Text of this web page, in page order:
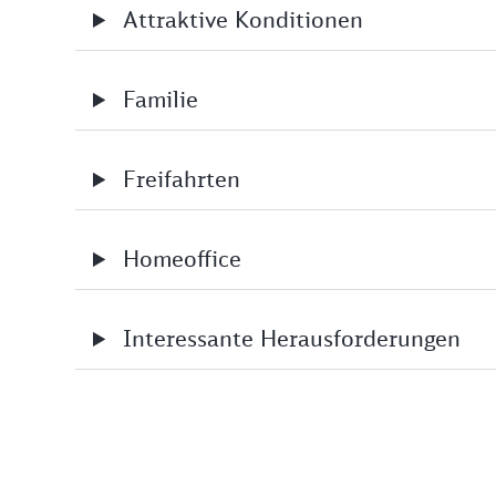
Attraktive Konditionen
Familie
Freifahrten
Homeoffice
Interessante Herausforderungen